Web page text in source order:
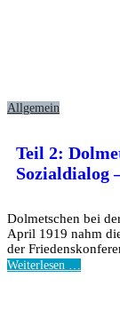
Allgemein
Teil 2:
Sozialdialog
Dolmetschen bei
April 1919 nahm
der
Weiterlesen …